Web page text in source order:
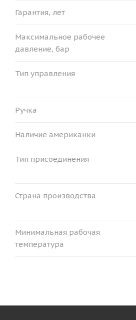
Гарантия, лет
Максимальное рабочее
давление, бар
Тип управления
Ручка
Наличие американки
Тип присоединения
Страна производства
Минимальная рабочая
температура